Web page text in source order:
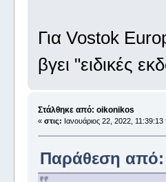
Για Vostok
βγει "ειδικές
Στάλθηκε από: oikonikos
« στις: Ιανουάριος 22, 2022,
Παράθεση από: